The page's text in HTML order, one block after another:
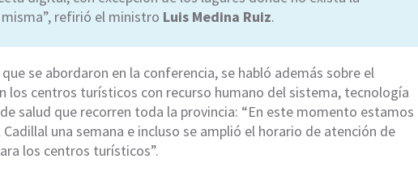
refirió el ministro Luis Medina Ruiz.
se abordaron en la conferencia, se habló además sobre el
los centros turísticos con recurso humano del sistema, tecnología
salud que recorren toda la provincia: “En este momento estamos
Cadillal una semana e incluso se amplió el horario de atención de
los centros turísticos”.